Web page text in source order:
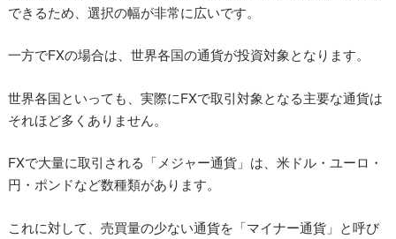
できるため、選択の幅が非常に広いです。
一方でFXの場合は、世界各国の通貨が投資対象となります。
世界各国といっても、実際にFXで取引対象となる主要な通貨は
それほど多くありません。
FXで大量に取引される「メジャー通貨」は、米ドル・ユーロ・
円・ポンドなど数種類があります。
これに対して、売買量の少ない通貨を「マイナー通貨」と呼び